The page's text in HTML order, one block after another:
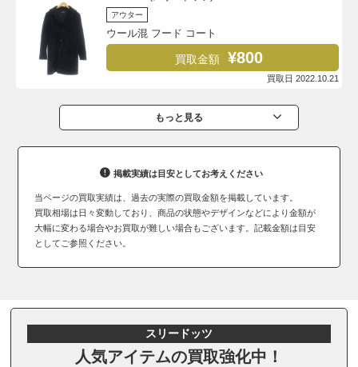
アウター
ウール混 フード コート
買取金額 ¥800
買取日 2022.10.21
もっと見る
掲載実績は目安としてお考えください
当ページの買取実績は、過去の実際の買取金額を掲載しています。
買取相場は日々変動しており、商品の状態やデザインなどにより金額が
大幅に変わる場合やお買取が難しい場合もございます。記載金額は目安
としてご参照ください。
スリードッツ
人気アイテムの買取強化中！